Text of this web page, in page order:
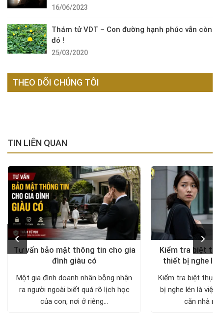
16/06/2023
Thám tử VDT – Con đường hạnh phúc vẫn còn
đó !
25/03/2020
THEO DÕI CHÚNG TÔI
TIN LIÊN QUAN
Tư vấn bảo mật thông tin cho gia
đình giàu có
Một gia đình doanh nhân bỗng nhận
ra người ngoài biết quá rõ lịch học
của con, nơi ở riêng...
Kiểm tra biệt
thiết bị nghe
Kiểm tra biệt thự
bị nghe lén là
căn nhà